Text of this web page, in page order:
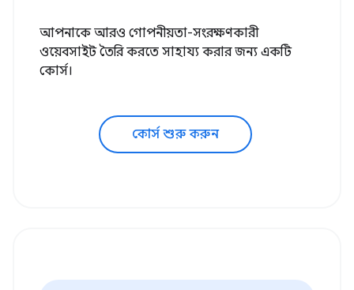
আপনাকে আরও গোপনীয়তা-সংরক্ষণকারী
ওয়েবসাইট তৈরি করতে সাহায্য করার জন্য একটি
কোর্স।
কোর্স শুরু করুন